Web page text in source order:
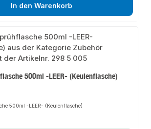
In den Warenkorb
500ml -LEER- (Keulenflasche)
500ml -LEER- (Keulenflasche)